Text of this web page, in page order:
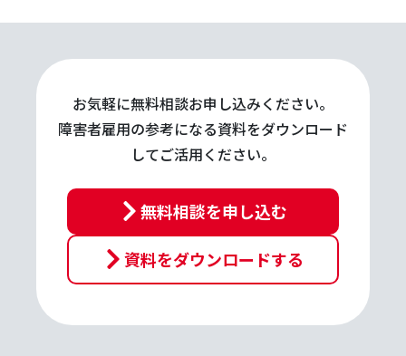
お気軽に無料相談お申し込みください。
障害者雇用の参考になる資料をダウンロード
してご活用ください。
無料相談を申し込む
資料をダウンロードする